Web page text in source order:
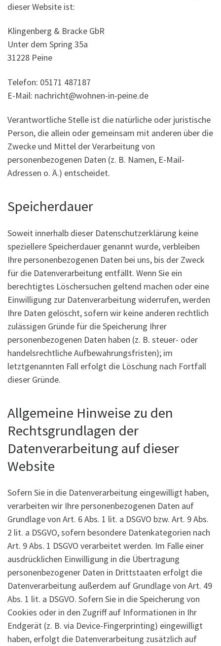
dieser Website ist:
Klingenberg & Bracke GbR
Unter dem Spring 35a
31228 Peine
Telefon: 05171 487187
E-Mail: nachricht@wohnen-in-peine.de
Verantwortliche Stelle ist die natürliche oder juristische
Person, die allein oder gemeinsam mit anderen über die
Zwecke und Mittel der Verarbeitung von
personenbezogenen Daten (z. B. Namen, E-Mail-
Adressen o. Ä.) entscheidet.
Speicherdauer
Soweit innerhalb dieser Datenschutzerklärung keine
speziellere Speicherdauer genannt wurde, verbleiben
Ihre personenbezogenen Daten bei uns, bis der Zweck
für die Datenverarbeitung entfällt. Wenn Sie ein
berechtigtes Löschersuchen geltend machen oder eine
Einwilligung zur Datenverarbeitung widerrufen, werden
Ihre Daten gelöscht, sofern wir keine anderen rechtlich
zulässigen Gründe für die Speicherung Ihrer
personenbezogenen Daten haben (z. B. steuer- oder
handelsrechtliche Aufbewahrungsfristen); im
letztgenannten Fall erfolgt die Löschung nach Fortfall
dieser Gründe.
Allgemeine Hinweise zu den
Rechtsgrundlagen der
Datenverarbeitung auf dieser
Website
Sofern Sie in die Datenverarbeitung eingewilligt haben,
verarbeiten wir Ihre personenbezogenen Daten auf
Grundlage von Art. 6 Abs. 1 lit. a DSGVO bzw. Art. 9 Abs.
2 lit. a DSGVO, sofern besondere Datenkategorien nach
Art. 9 Abs. 1 DSGVO verarbeitet werden. Im Falle einer
ausdrücklichen Einwilligung in die Übertragung
personenbezogener Daten in Drittstaaten erfolgt die
Datenverarbeitung außerdem auf Grundlage von Art. 49
Abs. 1 lit. a DSGVO. Sofern Sie in die Speicherung von
Cookies oder in den Zugriff auf Informationen in Ihr
Endgerät (z. B. via Device-Fingerprinting) eingewilligt
haben, erfolgt die Datenverarbeitung zusätzlich auf